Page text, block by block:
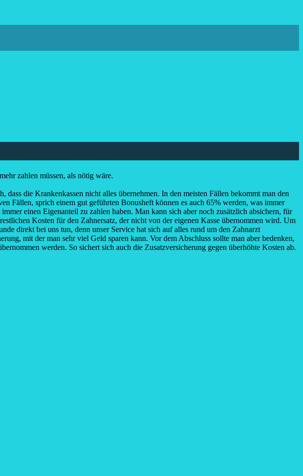
zahlen müssen, als nötig wäre.
die Krankenkassen nicht alles übernehmen. In den meisten Fällen bekommt man den
Fällen, sprich einem gut geführten Bonusheft können es auch 65% werden, was immer
einen Eigenanteil zu zahlen haben. Man kann sich aber noch zusätzlich absichern, für
Kosten für den Zahnersatz, der nicht von der eigenen Kasse übernommen wird. Um
direkt bei uns tun, denn unser Service hat sich auf alles rund um den Zahnarzt
mit der man sehr viel Geld sparen kann. Vor dem Abschluss sollte man aber bedenken,
werden. So sichert sich auch die Zusatzversicherung gegen überhöhte Kosten ab.